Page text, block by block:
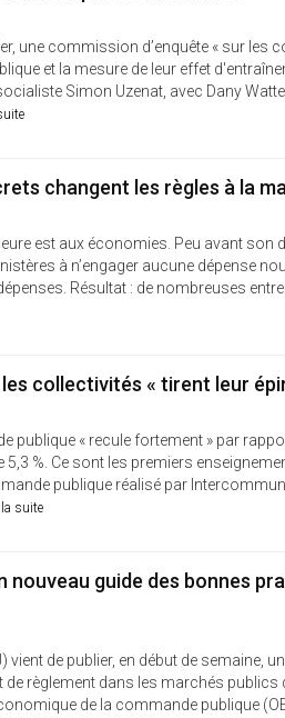
une commission d’enquête « sur les
et la mesure de leur effet
Simon Uzenat, avec Dany
changent les règles à la
est aux économies. Peu avant son
à n’engager aucune dépense
Résultat : de nombreuses
collectivités « tirent leur
publique « recule fortement » par
%. Ce sont les premiers
publique réalisé par
la suite
nouveau guide des bonnes
vient de publier, en début de semaine,
règlement dans les marchés publics
de la commande publique